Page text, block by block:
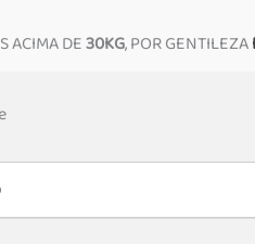
ACIMA DE30KG, POR GENTILEZA